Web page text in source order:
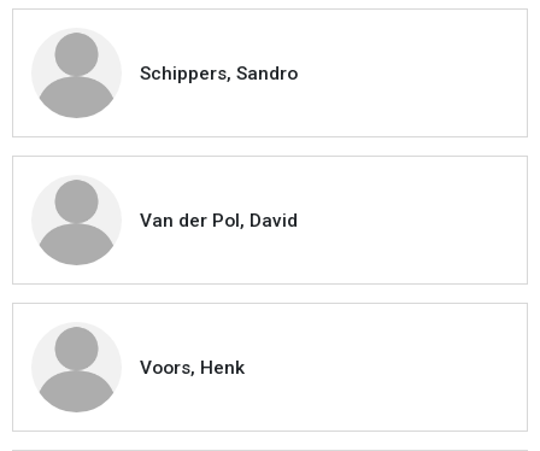
Schippers, Sandro
Van der Pol, David
Voors, Henk